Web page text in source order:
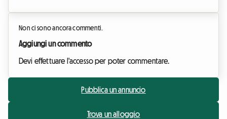
Non ci sono ancora commenti.
Aggiungi un commento
Devi effettuare l'accesso per poter commentare.
Pubblica un annuncio
Trova un alloggio